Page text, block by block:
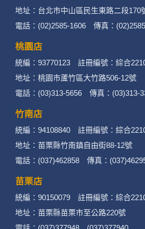
地址：台北市中山區民生東路二段170
電話：(02)2585-1606 傳真：
桃園店
統編：93770123 註冊編號：綜合
地址：桃園市蘆竹區大竹路506-12號
電話：(03)313-5656 傳真：(03)313-
竹南店
統編：94108840 註冊編號：綜合
地址：苗栗縣竹南鎮自由街88-12號
電話：(037)462858 傳真：
苗栗店
統編：90150079 註冊編號：綜合
地址：苗栗縣苗栗市至公路220號